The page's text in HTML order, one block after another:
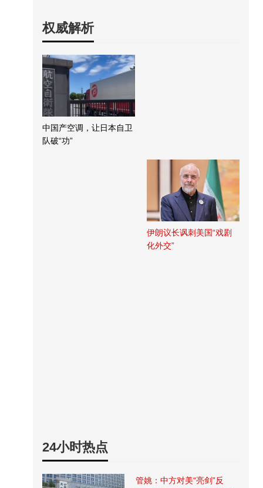
权威解析
中国产空调，让日本自卫
队破“功”
伊朗议长讽刺美国“戏剧
化外交”
24小时热点
管姚：中方对美“亮剑”反